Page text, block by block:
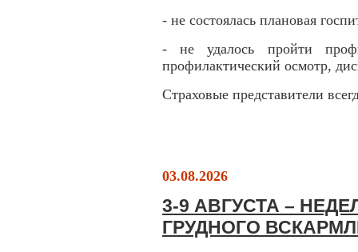
- не состоялась плановая
- не удалось пройти
профилактический осмотр,
Страховые представители
03.08.2026
3-9 АВГУСТА –
ГРУДНОГО